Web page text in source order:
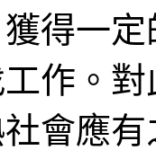
得一
作。
會應